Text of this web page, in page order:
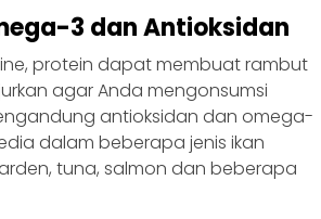
3 dan Antioksidan
protein dapat membuat rambut
agar Anda mengonsumsi
antioksidan dan omega-
dalam beberapa jenis ikan
tuna, salmon dan beberapa